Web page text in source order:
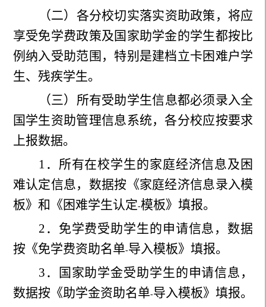
（二）各分校切实落实资助政策，将应
享受免学费政策及国家助学金的学生都按比
例纳入受助范围，特别是建档立卡困难户学
生、残疾学生。
（三）所有受助学生信息都必须录入全
国学生资助管理信息系统，各分校应按要求
上报数据。
1 ．所有在校学生的家庭经济信息及困
难认定信息，数据按《家庭经济信息录入模
板》和《困难学生认定-模板》填报。
2 ．免学费受助学生的申请信息，数据
按《免学费资助名单-导入模板》填报。
3 ．国家助学金受助学生的申请信息，
数据按《助学金资助名单-导入模板》填报。